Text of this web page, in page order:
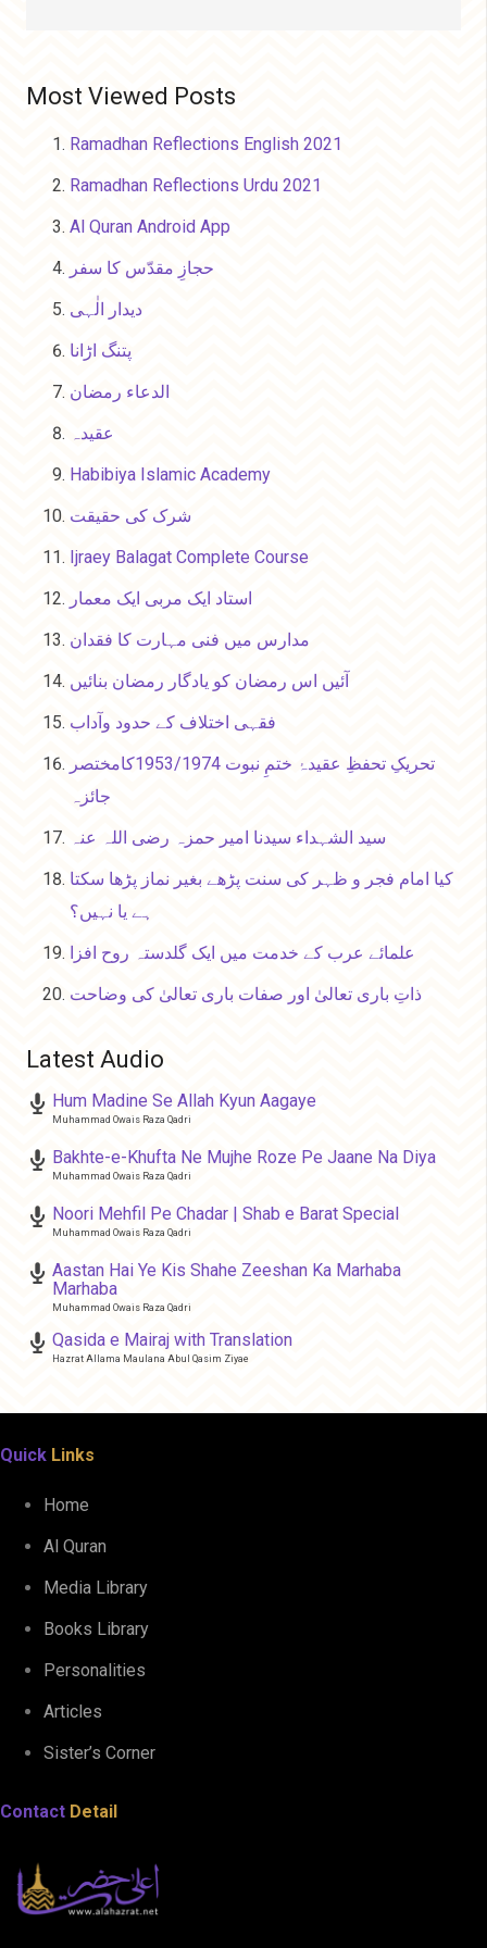
Most Viewed Posts
Ramadhan Reflections English 2021
Ramadhan Reflections Urdu 2021
Al Quran Android App
حجازِ مقدّس کا سفر
دیدار الٰہی
پتنگ اڑانا
الدعاء رمضان
عقیدہ
Habibiya Islamic Academy
شرک کی حقیقت
Ijraey Balagat Complete Course
استاد ایک مربی ایک معمار
مدارس میں فنی مہارت کا فقدان
آئیں اس رمضان کو یادگار رمضان بنائیں
فقہی اختلاف کے حدود وآداب
تحریکِ تحفظِ عقیدۂ ختمِ نبوت 1953/1974کامختصر
جائزہ
سید الشہداء سیدنا امیر حمزہ رضی اللہ عنہ
کیا امام فجر و ظہر کی سنت پڑھے بغیر نماز پڑھا سکتا
ہے یا نہیں؟
علمائے عرب کے خدمت میں ایک گلدستہ روح افزا
ذاتِ باری تعالیٰ اور صفات باری تعالیٰ کی وضاحت
Latest Audio
Hum Madine Se Allah Kyun Aagaye
Muhammad Owais Raza Qadri
Bakhte-e-Khufta Ne Mujhe Roze Pe Jaane Na Diya
Muhammad Owais Raza Qadri
Noori Mehfil Pe Chadar | Shab e Barat Special
Muhammad Owais Raza Qadri
Aastan Hai Ye Kis Shahe Zeeshan Ka Marhaba
Marhaba
Muhammad Owais Raza Qadri
Qasida e Mairaj with Translation
Hazrat Allama Maulana Abul Qasim Ziyae
Quick Links
Home
Al Quran
Media Library
Books Library
Personalities
Articles
Sister’s Corner
Contact Detail